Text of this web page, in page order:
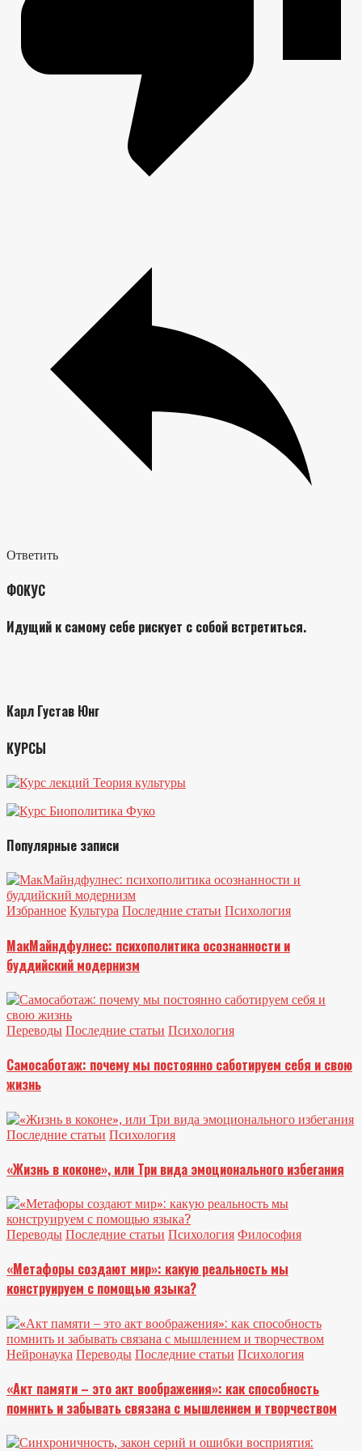
Ответить
ФОКУС
Идущий к самому себе рискует с собой встретиться.
Карл Густав Юнг
КУРСЫ
Популярные записи
Избранное Культура Последние статьи Психология
МакМайндфулнес: психополитика осознанности и
буддийский модернизм
Переводы Последние статьи Психология
Самосаботаж: почему мы постоянно саботируем себя и свою
жизнь
Последние статьи Психология
«Жизнь в коконе», или Три вида эмоционального избегания
Переводы Последние статьи Психология Философия
«Метафоры создают мир»: какую реальность мы
конструируем с помощью языка?
Нейронаука Переводы Последние статьи Психология
«Акт памяти – это акт воображения»: как способность
помнить и забывать связана с мышлением и творчеством